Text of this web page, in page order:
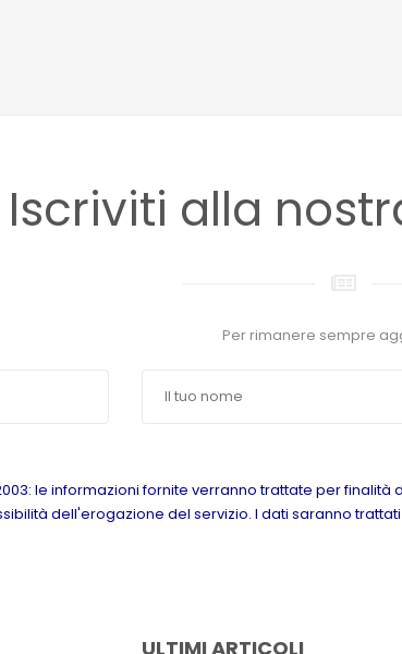
Iscriviti alla
Per rimanere sempre
le informazioni fornite verranno trattate per
dell'erogazione del servizio. I dati saranno
ULTIMI ARTICOLI